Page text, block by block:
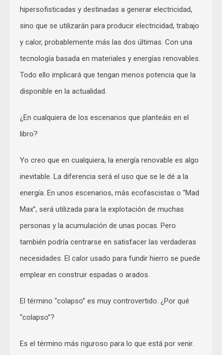
hipersofisticadas y destinadas a generar electricidad,
sino que se utilizarán para producir electricidad, trabajo
y calor, probablemente más las dos últimas. Con una
tecnología basada en materiales y energías renovables.
Todo ello implicará que tengan menos potencia que la
disponible en la actualidad.
¿En cualquiera de los escenarios que planteáis en el
libro?
Yo creo que en cualquiera, la energía renovable es algo
inevitable. La diferencia será el uso que se le dé a la
energía. En unos escenarios, más ecofascistas o “Mad
Max”, será utilizada para la explotación de muchas
personas y la acumulación de unas pocas. Pero
también podría centrarse en satisfacer las verdaderas
necesidades. El calor usado para fundir hierro se puede
emplear en construir espadas o arados.
El término “colapso” es muy controvertido. ¿Por qué
“colapso”?
Es el término más riguroso para lo que está por venir.